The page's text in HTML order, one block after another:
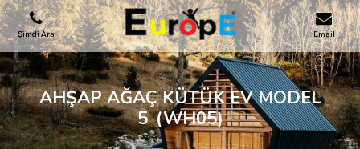
Şimdi Ara Email
OYUN PARKLARI
SKATEPARKLAR
AHŞAP AĞAÇ KÜTÜK EV MODEL
5 (WH05)